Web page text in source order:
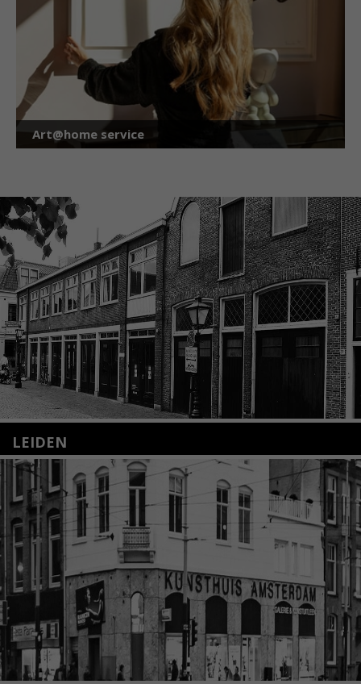
Art@home service
LEIDEN
Nieuwstraat 35
2312 KA Leiden
+31(0)71 – 52 84 480
info@kunsthuisleiden.nl
Lees meer